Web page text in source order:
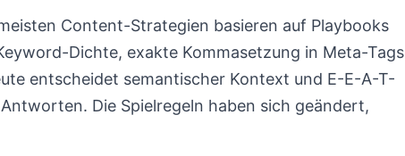
Content-Strategien basieren auf Playbooks
Dichte, exakte Kommasetzung in Meta-Tags
entscheidet semantischer Kontext und E-E-A-T-
Die Spielregeln haben sich geändert,